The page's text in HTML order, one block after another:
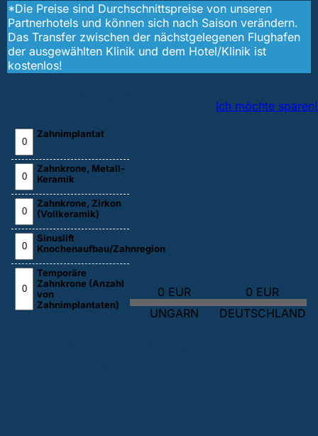
*Die Preise sind Durchschnittspreise von unseren
Partnerhotels und können sich nach Saison verändern.
Das Transfer zwischen der nächstgelegenen Flughafen
der ausgewählten Klinik und dem Hotel/Klinik ist
kostenlos!
Ich möchte sparen!
Zahnimplantat
Zahnkrone, Metall-
Keramik
Zahnkrone, Zirkon
(Vollkeramik)
Sinuslift
Knochenaufbau/Zahnregion
Temporäre
Zahnkrone (Anzahl
von
Zahnimplantaten)
0 EUR
UNGARN
0 EUR
DEUTSCHLAND